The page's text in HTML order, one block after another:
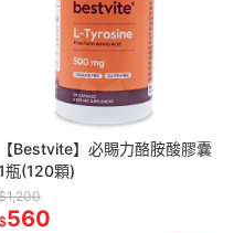
【Bestvite】必賜力酪胺酸膠囊
瓶(120顆)
560